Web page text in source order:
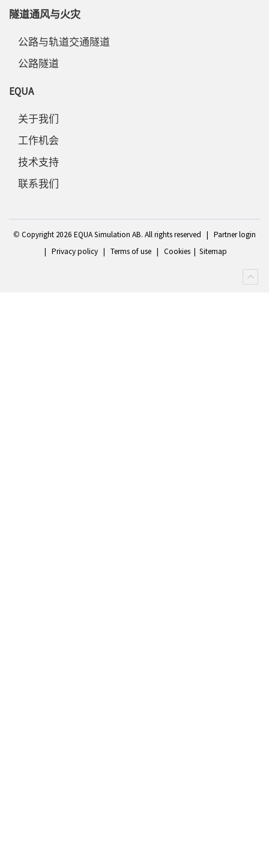
隧道通风与火灾
公路与轨道交通隧道
公路隧道
EQUA
关于我们
工作机会
技术支持
联系我们
© Copyright 2026 EQUA Simulation AB. All rights reserved | Partner login
| Privacy policy| Terms of use| Cookies| Sitemap